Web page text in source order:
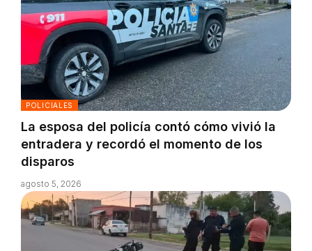
POLICIALES
La esposa del policía contó cómo vivió la
entradera y recordó el momento de los
disparos
agosto 5, 2026